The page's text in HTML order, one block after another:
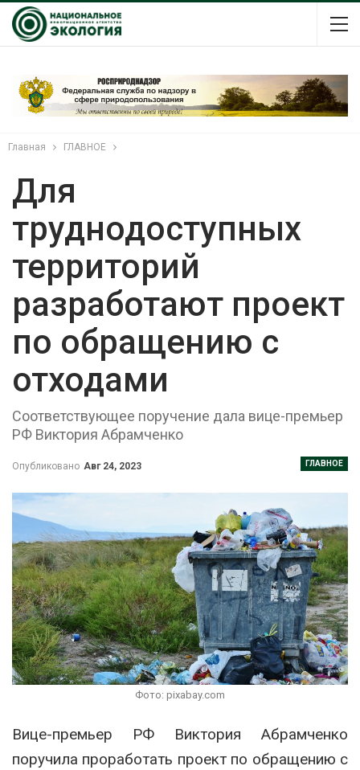
Главная ГЛАВНОЕ
Для
труднодоступных
территорий
разработают проект
по обращению с
отходами
Соответствующее поручение дала вице-премьер
РФ Виктория Абрамченко
ГЛАВНОЕ
Опубликовано Авг 24, 2023
Фото: pixabay.com
Вице-премьер РФ Виктория Абрамченко
поручила проработать проект по обращению с